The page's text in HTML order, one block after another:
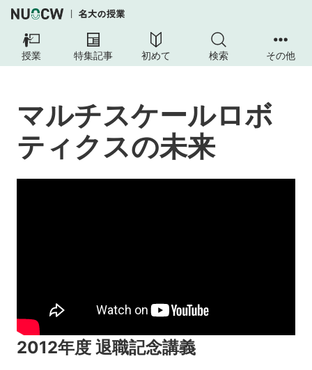
授業 特集記事 初めて 検索 その他
マルチスケールロボ
ティクスの未来
2012年度 退職記念講義